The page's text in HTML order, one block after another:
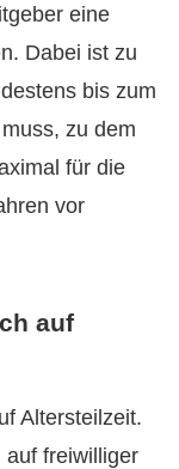
eine
Dabei ist zu
bis zum
zu dem
für die
vor
auf
Altersteilzeit.
auf freiwilliger